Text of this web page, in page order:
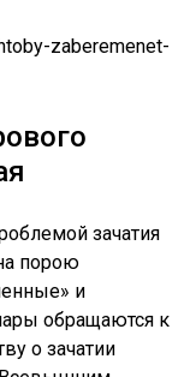
zaberemenet-
зачатия
порою
и
обращаются к
о зачатии